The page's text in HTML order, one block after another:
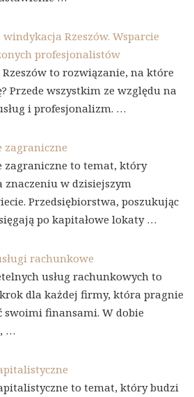
windykacja Rzeszów. Wsparcie
profesjonalistów
to rozwiązanie, na które
Przede wszystkim ze względu na
i profesjonalizm. …
zagraniczne
zagraniczne to temat, który
znaczeniu w dzisiejszym
Przedsiębiorstwa, poszukując
po kapitałowe lokaty …
rachunkowe
usług rachunkowych to
dla każdej firmy, która pragnie
swoimi finansami. W dobie
…
to temat, który budzi